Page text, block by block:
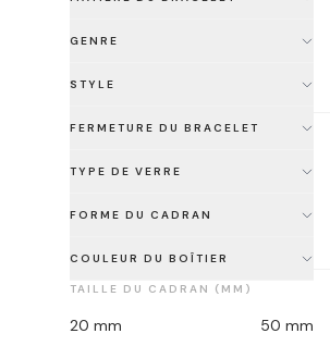
GENRE
STYLE
FERMETURE DU BRACELET
TYPE DE VERRE
FORME DU CADRAN
COULEUR DU BOÎTIER
TAILLE DU CADRAN (MM)
20 mm 50 mm